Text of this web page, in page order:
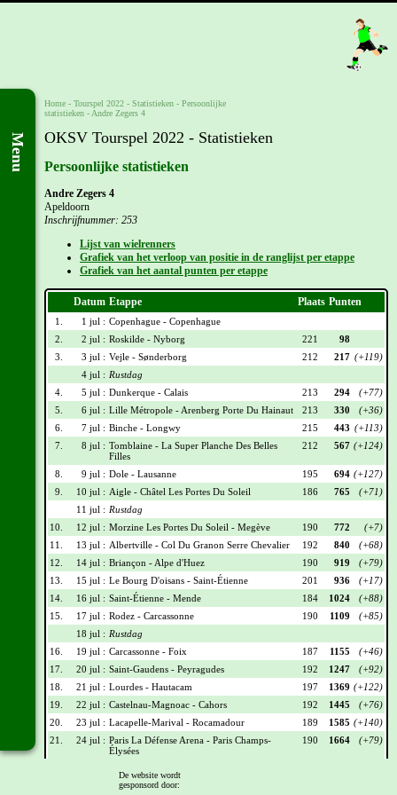
Menu
Home - Tourspel 2022 - Statistieken - Persoonlijke
statistieken - Andre Zegers 4
OKSV Tourspel 2022 - Statistieken
Persoonlijke statistieken
Andre Zegers 4
Apeldoorn
Inschrijfnummer: 253
Lijst van wielrenners
Grafiek van het verloop van positie in de ranglijst per etappe
Grafiek van het aantal punten per etappe
Datum Etappe Plaats Punten
1. 1 jul : Copenhague - Copenhague
2.
2 jul : Roskilde - Nyborg 221
98
3.
3 jul : Vejle - Sønderborg 212 217 (+119)
4 jul : Rustdag
4.
5 jul : Dunkerque - Calais 213 294
(+77)
5.
6 jul : Lille Métropole - Arenberg Porte Du Hainaut 213 330
(+36)
6.
7 jul : Binche - Longwy 215 443 (+113)
7.
8 jul : Tomblaine - La Super Planche Des Belles
Filles
212 567 (+124)
8. 9 jul : Dole - Lausanne 195 694 (+127)
9.
10 jul : Aigle - Châtel Les Portes Du Soleil 186 765
(+71)
11 jul : Rustdag
10.
12 jul : Morzine Les Portes Du Soleil - Megève 190 772
(+7)
11.
13 jul : Albertville - Col Du Granon Serre Chevalier 192 840
(+68)
12.
14 jul : Briançon - Alpe d'Huez 190 919
(+79)
13.
15 jul : Le Bourg D'oisans - Saint-Étienne 201 936
(+17)
14.
16 jul : Saint-Étienne - Mende 184 1024
(+88)
15.
17 jul : Rodez - Carcassonne 190 1109
(+85)
18 jul : Rustdag
16.
19 jul : Carcassonne - Foix 187 1155
(+46)
17.
20 jul : Saint-Gaudens - Peyragudes 192 1247
(+92)
18.
21 jul : Lourdes - Hautacam 197 1369 (+122)
19.
22 jul : Castelnau-Magnoac - Cahors 192 1445
(+76)
20.
23 jul : Lacapelle-Marival - Rocamadour 189 1585 (+140)
21.
24 jul : Paris La Défense Arena - Paris Champs-
Élysées
190 1664 (+79)
Wielrennerslijst
De website wordt
gesponsord door: